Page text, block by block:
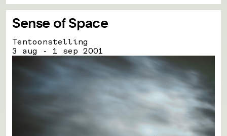
Sense of Space
Tentoonstelling
3 aug - 1 sep 2001